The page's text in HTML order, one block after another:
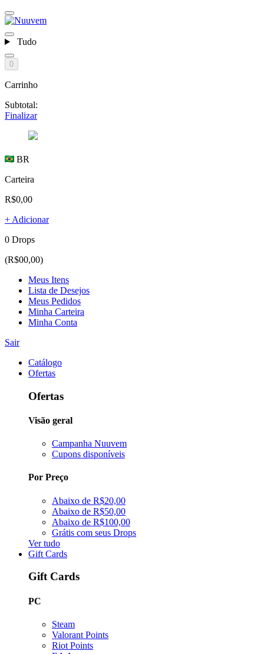
Tudo
0
Carrinho
Subtotal:
Finalizar
BR
Carteira
R$0,00
+ Adicionar
0 Drops
(R$00,00)
Meus Itens
Lista de Desejos
Meus Pedidos
Minha Carteira
Minha Conta
Sair
Catálogo
Ofertas
Ofertas
Visão geral
Campanha Nuuvem
Cupons disponíveis
Por Preço
Abaixo de R$20,00
Abaixo de R$50,00
Abaixo de R$100,00
Grátis com seus Drops
Ver tudo
Gift Cards
Gift Cards
PC
Steam
Valorant Points
Riot Points